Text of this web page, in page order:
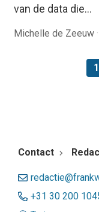
van de data die…
Michelle de Zeeuw ·
1
Contact
+31 30 200